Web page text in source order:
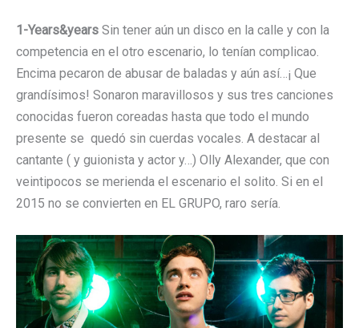
1-Years&years Sin tener aún un disco en la calle y con la
competencia en el otro escenario, lo tenían complicao.
Encima pecaron de abusar de baladas y aún así…¡ Que
grandísimos! Sonaron maravillosos y sus tres canciones
conocidas fueron coreadas hasta que todo el mundo
presente se quedó sin cuerdas vocales. A destacar al
cantante ( y guionista y actor y…) Olly Alexander, que con
veintipocos se merienda el escenario el solito. Si en el
2015 no se convierten en EL GRUPO, raro sería.